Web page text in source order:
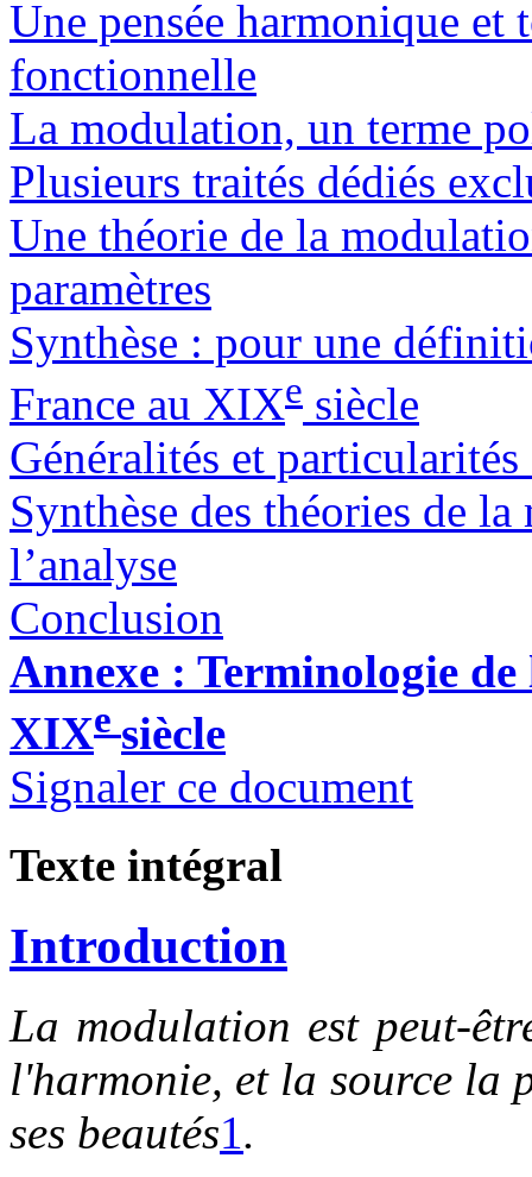
Une pensée harmonique et
fonctionnelle
La modulation, un terme
Plusieurs traités dédiés
Une théorie de la
paramètres
Synthèse : pour une
France au XIXe siècle
Généralités et
Synthèse des théories de
l’analyse
Conclusion
Annexe : Terminologie
XIXe siècle
Signaler ce document
Texte intégral
Introduction
La modulation est peut-
l'harmonie, et la source la
ses beautés1.